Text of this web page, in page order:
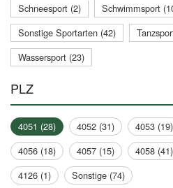
Schneesport (2)
Schwimmsport
Sonstige Sportarten (42)
Wassersport (23)
PLZ
4051 (28) 4052 (31) 4053 (19)
4056 (18)
4057 (15) 4058 (41)
4126 (1)
Sonstige (74)